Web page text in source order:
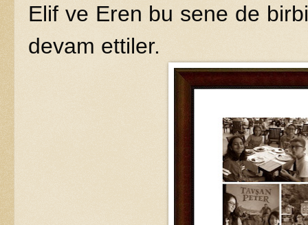
Elif ve Eren bu sene de
devam ettiler.